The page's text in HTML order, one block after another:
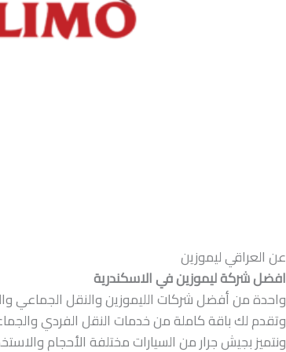
عن العراقي ليموزين
افضل شركة ليموزين في الاسكندرية
واحدة من أفضل شركات الليموزين والنقل الجماعي
وتقدم لك باقة كاملة من خدمات النقل الفردي
ونتميز بجيش جرار من السيارات مختلفة الأحجام